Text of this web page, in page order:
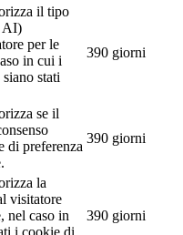
il tipo
AI)
per le
in cui i
stati
390 giorni
se il
di preferenza
390 giorni
la
visitatore
nel caso in
i cookie di
390 giorni